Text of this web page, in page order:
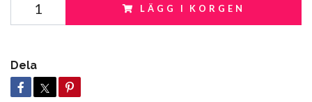
LÄGG I KORGEN
Dela